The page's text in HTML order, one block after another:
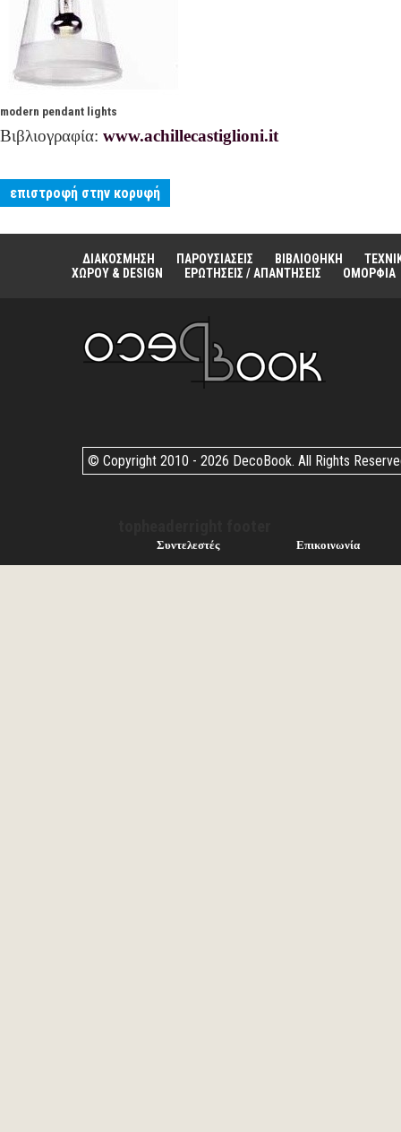
modern pendant lights
Βιβλιογραφία: www.achillecastiglioni.it
επιστροφή στην κορυφή
ΔΙΑΚΟΣΜΗΣΗ ΠΑΡΟΥΣΙΑΣΕΙΣ ΒΙΒΛΙΟΘΗΚΗ
ΧΩΡΟΥ & DESIGN
ΕΡΩΤΗΣΕΙΣ / ΑΠΑΝΤΗΣΕΙΣ ΟΜΟΡΦΙΑ
© Copyright 2010 - 2026 DecoBook. All Rights
Συντελεστές Επικοινωνία